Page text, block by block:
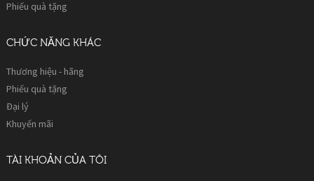
Phiếu quà tặng
CHỨC NĂNG KHÁC
Thương hiệu - hãng
Phiếu quà tặng
Đại lý
Khuyến mãi
TÀI KHOẢN CỦA TÔI